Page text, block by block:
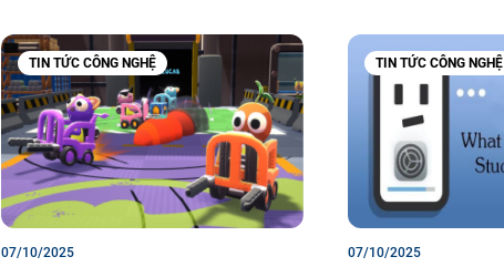
TIN TỨC CÔNG NGHỆ
07/10/2025
TIN TỨC CÔNG NGHỆ
07/10/2025